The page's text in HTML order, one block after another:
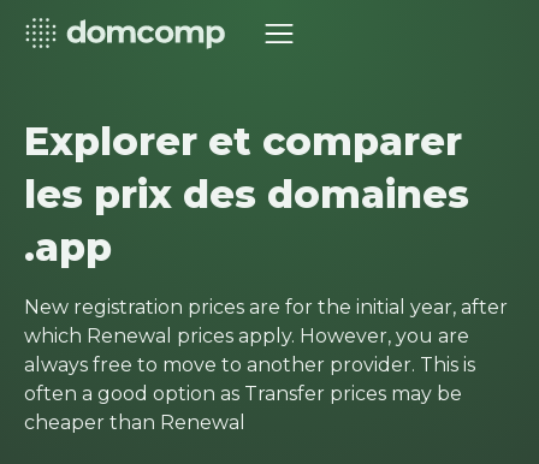
Explorer et comparer
les prix des domaines
.app
New registration prices are for the initial year, after
which Renewal prices apply. However, you are
always free to move to another provider. This is
often a good option as Transfer prices may be
cheaper than Renewal